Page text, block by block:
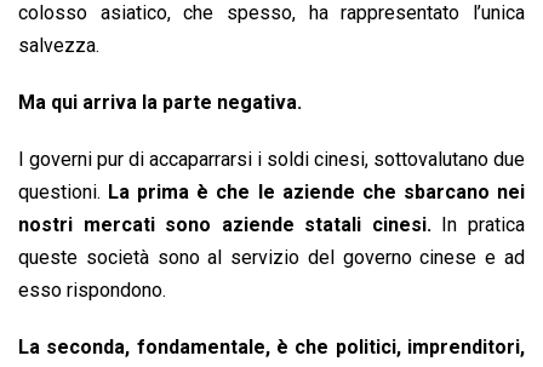
colosso asiatico, che spesso, ha rappresentato l’unica
salvezza.
Ma qui arriva la parte negativa.
I governi pur di accaparrarsi i soldi cinesi, sottovalutano due
questioni. La prima è che le aziende che sbarcano nei
nostri mercati sono aziende statali cinesi.In pratica
queste società sono al servizio del governo cinese e ad
esso rispondono.
La seconda, fondamentale, è che politici, imprenditori,